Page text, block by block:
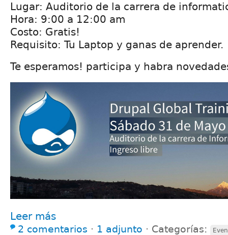
Lugar: Auditorio de la carrera de
Hora: 9:00 a 12:00 am
Costo: Gratis!
Requisito: Tu Laptop y ganas de aprender.
Te esperamos! participa y habra
Leer más
2 comentarios ⋅ 1 adjunto ⋅ Categorías: